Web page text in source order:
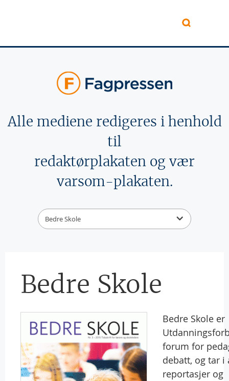
Alle mediene redigeres i henhold
til
redaktørplakaten og vær
varsom-plakaten.
Bedre Skole
Bedre Skole
Bedre Skole er
forum for
debatt, og tar i
reportasjer og